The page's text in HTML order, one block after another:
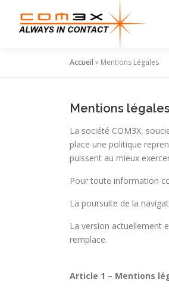
contenu
Accueil » Mentions Légales
Mentions
La société COM3X,
place une politique
puissent au mieux
Pour toute information
La poursuite de la
La version actuellement
remplace.
Article 1 – Mentions